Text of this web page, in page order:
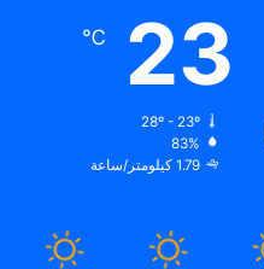
23
℃
28º - 23º
83%
1.79 كيلومتر/ساعة